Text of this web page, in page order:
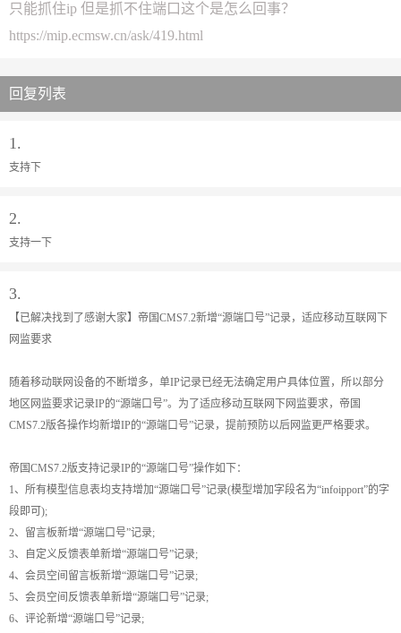
只能抓住ip 但是抓不住端口这个是怎么回事？
https://mip.ecmsw.cn/ask/419.html
回复列表
1.
支持下
2.
支持一下
3.
【已解决找到了感谢大家】帝国CMS7.2新增“源端口号”记录，适应移动互联网下
网监要求
随着移动联网设备的不断增多，单IP记录已经无法确定用户具体位置，所以部分
地区网监要求记录IP的“源端口号”。为了适应移动互联网下网监要求，帝国
CMS7.2版各操作均新增IP的“源端口号”记录，提前预防以后网监更严格要求。
帝国CMS7.2版支持记录IP的“源端口号”操作如下：
1、所有模型信息表均支持增加“源端口号”记录(模型增加字段名为“infoipport”的字
段即可);
2、留言板新增“源端口号”记录;
3、自定义反馈表单新增“源端口号”记录;
4、会员空间留言板新增“源端口号”记录;
5、会员空间反馈表单新增“源端口号”记录;
6、评论新增“源端口号”记录;